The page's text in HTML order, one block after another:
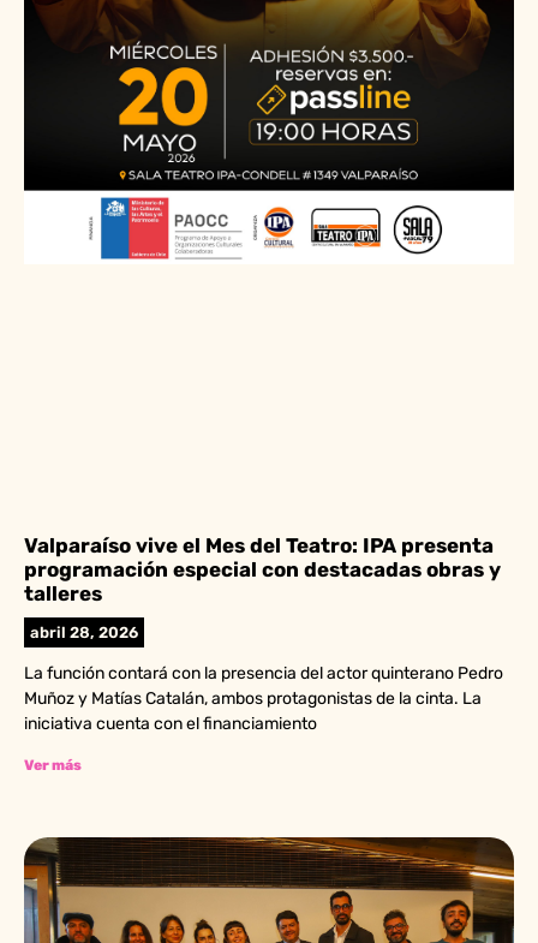
Valparaíso vive el Mes del Teatro: IPA presenta
programación especial con destacadas obras y
talleres
abril 28, 2026
La función contará con la presencia del actor quinterano Pedro
Muñoz y Matías Catalán, ambos protagonistas de la cinta. La
iniciativa cuenta con el financiamiento
Ver más